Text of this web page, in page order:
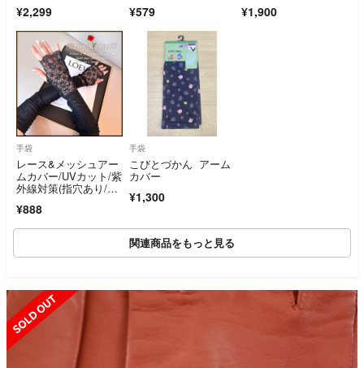
¥2,299 ¥579 ¥1,900
手袋
レース&メッシュアー
ムカバー/UVカット/紫
外線対策(指穴あり/ロ
¥888
手袋
こびとづかん アーム
カバー
¥1,300
関連商品をもっと見る
SOLD OUT